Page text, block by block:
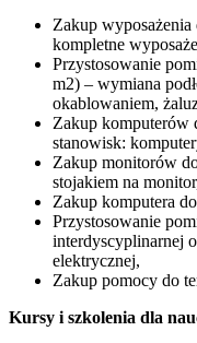
Zakup wyposażenia
kompletne
Przystosowanie
m2) – wymiana
okablowaniem,
Zakup komputerów
stanowisk:
Zakup monitorów
stojakiem na
Zakup komputera
Przystosowanie
interdyscyplinarnej
elektrycznej,
Zakup pomocy do
Kursy i szkolenia dla